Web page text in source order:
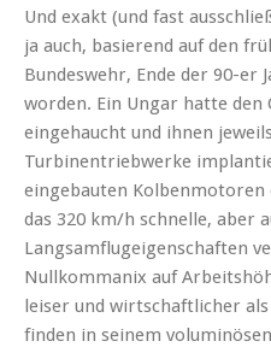
Und exakt (und fast
ja auch, basierend auf den
Bundeswehr, Ende der 90-
worden. Ein Ungar hatte den
eingehaucht und ihnen
Turbinentriebwerke
eingebauten Kolbenmotoren
das 320 km/h schnelle, aber
Langsamflugeigenschaften
Nullkommanix auf
leiser und wirtschaftlicher
finden in seinem